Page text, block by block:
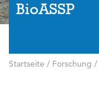
BioASSP
Startseite / Forschung /